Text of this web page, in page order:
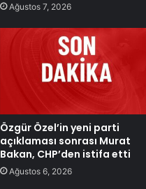
Ağustos 7, 2026
Özgür Özel’in yeni parti
açıklaması sonrası Murat
Bakan, CHP’den istifa etti
Ağustos 6, 2026